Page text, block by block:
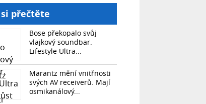
přečtěte
Bose překopalo svůj
vlajkový soundbar.
Lifestyle Ultra...
Marantz mění vnitřnosti
svých AV receiverů. Mají
osmikanálový...